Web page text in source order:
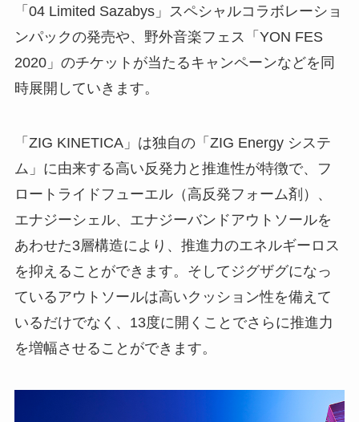
「04 Limited Sazabys」スペシャルコラボレーショ
ンパックの発売や、野外音楽フェス「YON FES
2020」のチケットが当たるキャンペーンなどを同
時展開していきます。
「ZIG KINETICA」は独自の「ZIG Energy システ
ム」に由来する高い反発力と推進性が特徴で、フ
ロートライドフューエル（高反発フォーム剤）、
エナジーシェル、エナジーバンドアウトソールを
あわせた3層構造により、推進力のエネルギーロス
を抑えることができます。そしてジグザグになっ
ているアウトソールは高いクッション性を備えて
いるだけでなく、13度に開くことでさらに推進力
を増幅させることができます。